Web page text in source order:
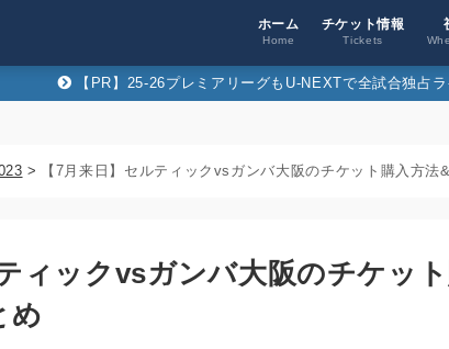
ホーム
Home
チケット情報
Tickets
【PR】25-26プレミアリーグもU-NEXTで全試合独占
> 【7月来日】セルティックvsガンバ大阪のチケット購入方法
ィックvsガンバ大阪のチケッ
め